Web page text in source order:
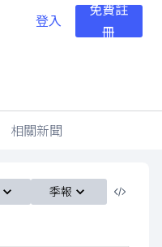
登入
免費註
冊
相關新聞
季報